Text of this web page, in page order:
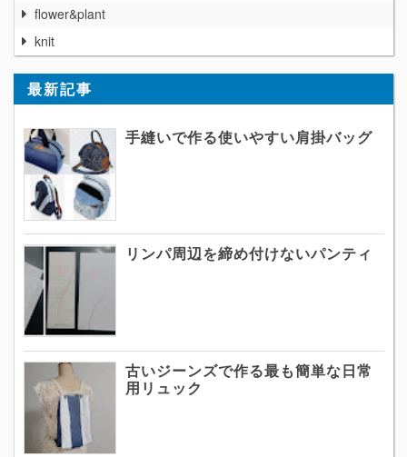
flower&plant
knit
最新記事
手縫いで作る使いやすい肩掛バッグ
リンパ周辺を締め付けないパンティ
古いジーンズで作る最も簡単な日常
用リュック